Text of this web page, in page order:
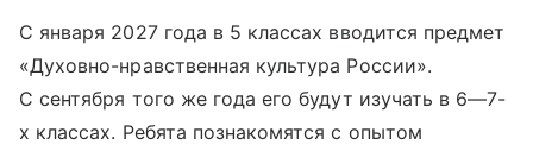
С января 2027 года в 5 классах вводится предмет
«Духовно-нравственная культура России».
С сентября того же года его будут изучать в 6—7-
х классах. Ребята познакомятся с опытом